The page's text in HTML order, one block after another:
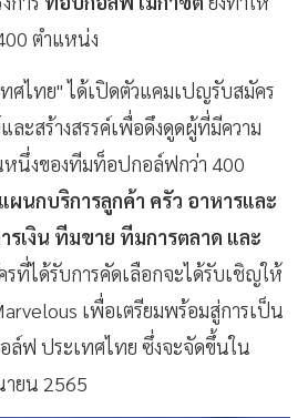
ตำแหน่ง
ศไทย" ได้เปิดตัวแคมเปญรับสมัคร
ะสร้างสรรค์เพื่อดึงดูดผู้ที่มีความ
หนึ่งของทีมท็อปกอล์ฟกว่า 400
แผนกบริการลูกค้า ครัว อาหารและ
รเงิน ทีมขาย ทีมการตลาด และ
รที่ได้รับการคัดเลือกจะได้รับเชิญให้
เพื่อเตรียมพร้อมสู่การเป็น
ฟ ประเทศไทย ซึ่งจะจัดขึ้นใน
ยน 2565